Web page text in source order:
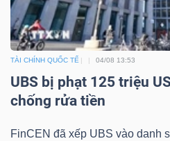
TÀI CHÍNH QUỐC TẾ 04/08 13:53
UBS bị phạt 125 triệu
chống rửa tiền
FinCEN đã xếp UBS vào danh